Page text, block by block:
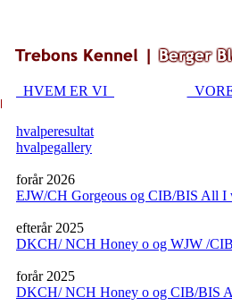
HVEM ER VI
hvalperesultat
hvalpegallery
forår 2026
EJW/CH Gorgeous og CIB/BIS All I
efterår 2025
DKCH/ NCH Honey o og WJW /
forår 2025
DKCH/ NCH Honey o og CIB/BIS